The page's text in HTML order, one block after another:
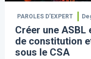
PAROLES D’EXPERT
Créer une ASBL
de constitution
sous le CSA